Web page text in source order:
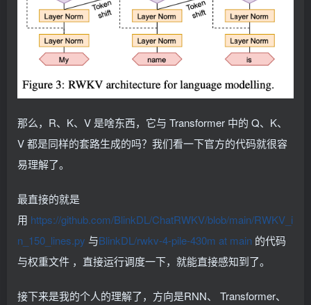
那么，R、K、V 是啥东西，它与 Transformer 中的 Q、K、
V 都是同样的套路生成的吗？我们看一下官方的代码就很容
易理解了。
最直接的就是
用 https://github.com/BlinkDL/ChatRWKV/blob/main/RWKV_i
n_150_lines.py 与BlinkDL/rwkv-4-pile-430m at main 的代码
与权重文件 ，直接运行调度一下，就能直接感知到了。
接下来是我的个人的理解了，方向是RNN、 Transformer、